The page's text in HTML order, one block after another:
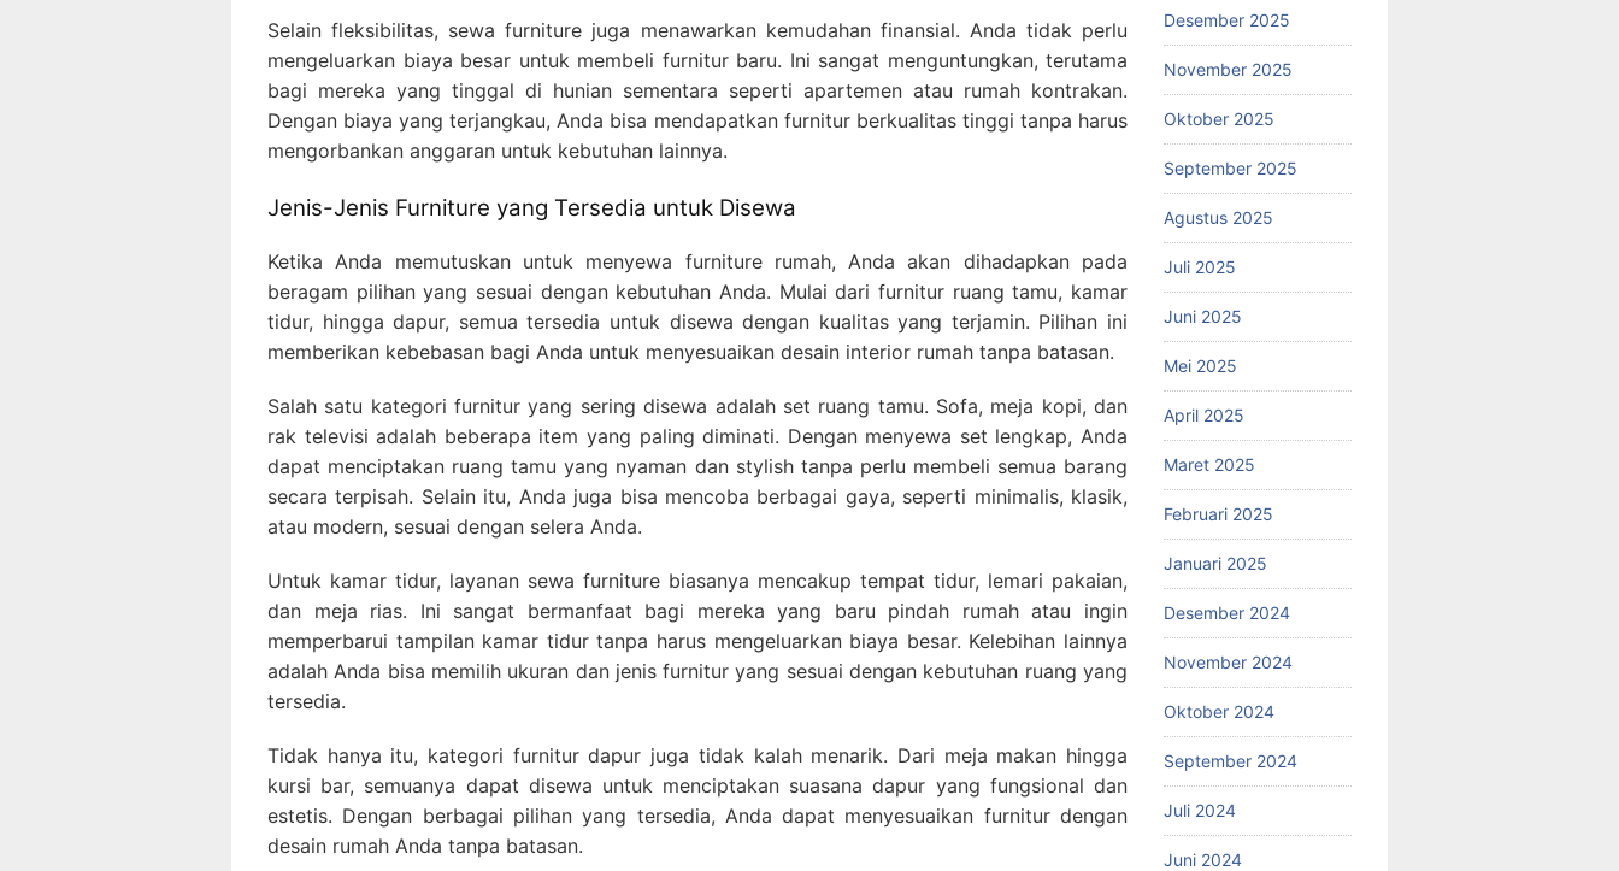
Selain fleksibilitas, sewa furniture juga menawarkan kemudahan finansial. Anda tidak perlu
mengeluarkan biaya besar untuk membeli furnitur baru. Ini sangat menguntungkan, terutama
bagi mereka yang tinggal di hunian sementara seperti apartemen atau rumah kontrakan.
Dengan biaya yang terjangkau, Anda bisa mendapatkan furnitur berkualitas tinggi tanpa harus
mengorbankan anggaran untuk kebutuhan lainnya.
Jenis-Jenis Furniture yang Tersedia untuk Disewa
Ketika Anda memutuskan untuk menyewa furniture rumah, Anda akan dihadapkan pada
beragam pilihan yang sesuai dengan kebutuhan Anda. Mulai dari furnitur ruang tamu, kamar
tidur, hingga dapur, semua tersedia untuk disewa dengan kualitas yang terjamin. Pilihan ini
memberikan kebebasan bagi Anda untuk menyesuaikan desain interior rumah tanpa batasan.
Salah satu kategori furnitur yang sering disewa adalah set ruang tamu. Sofa, meja kopi, dan
rak televisi adalah beberapa item yang paling diminati. Dengan menyewa set lengkap, Anda
dapat menciptakan ruang tamu yang nyaman dan stylish tanpa perlu membeli semua barang
secara terpisah. Selain itu, Anda juga bisa mencoba berbagai gaya, seperti minimalis, klasik,
atau modern, sesuai dengan selera Anda.
Untuk kamar tidur, layanan sewa furniture biasanya mencakup tempat tidur, lemari pakaian,
dan meja rias. Ini sangat bermanfaat bagi mereka yang baru pindah rumah atau ingin
memperbarui tampilan kamar tidur tanpa harus mengeluarkan biaya besar. Kelebihan lainnya
adalah Anda bisa memilih ukuran dan jenis furnitur yang sesuai dengan kebutuhan ruang yang
tersedia.
Tidak hanya itu, kategori furnitur dapur juga tidak kalah menarik. Dari meja makan hingga
kursi bar, semuanya dapat disewa untuk menciptakan suasana dapur yang fungsional dan
estetis. Dengan berbagai pilihan yang tersedia, Anda dapat menyesuaikan furnitur dengan
desain rumah Anda tanpa batasan.
Desember 2025
November 2025
Oktober 2025
September 2025
Agustus 2025
Juli 2025
Juni 2025
Mei 2025
April 2025
Maret 2025
Februari 2025
Januari 2025
Desember 2024
November 2024
Oktober 2024
September 2024
Juli 2024
Juni 2024